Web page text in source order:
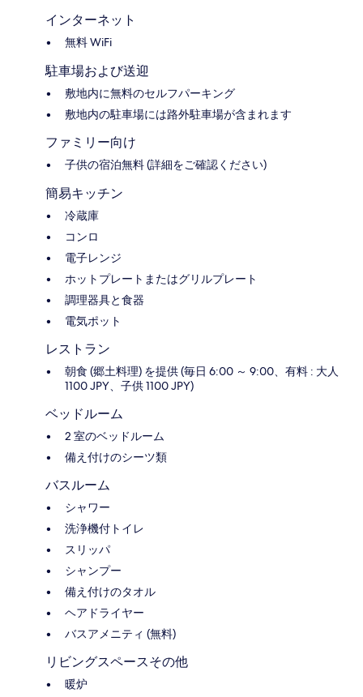
インターネット
無料 WiFi
駐車場および送迎
敷地内に無料のセルフパーキング
敷地内の駐車場には路外駐車場が含まれます
ファミリー向け
子供の宿泊無料 (詳細をご確認ください)
簡易キッチン
冷蔵庫
コンロ
電子レンジ
ホットプレートまたはグリルプレート
調理器具と食器
電気ポット
レストラン
朝食 (郷土料理) を提供 (毎日 6:00 ～ 9:00、有料 : 大人
1100 JPY、子供 1100 JPY)
ベッドルーム
2 室のベッドルーム
備え付けのシーツ類
バスルーム
シャワー
洗浄機付トイレ
スリッパ
シャンプー
備え付けのタオル
ヘアドライヤー
バスアメニティ (無料)
リビングスペースその他
暖炉